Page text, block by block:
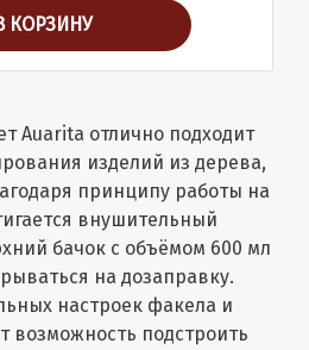
КОРЗИНУ
Auarita отлично подходит
изделий из дерева,
принципу работы на
внушительный
бачок с объёмом 600 мл
на дозаправку.
настроек факела и
возможность подстроить